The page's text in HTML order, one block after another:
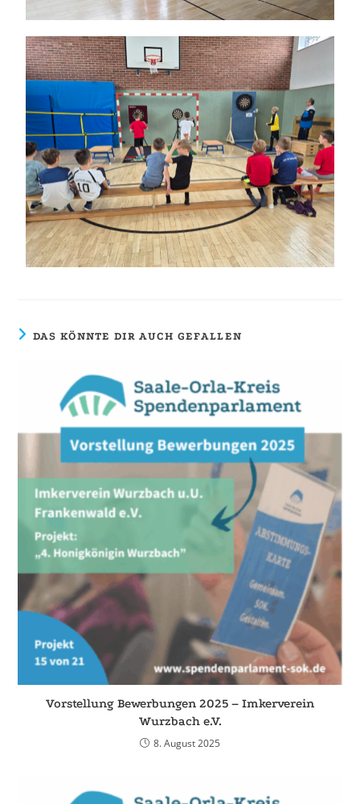
DAS KÖNNTE DIR AUCH GEFALLEN
Vorstellung Bewerbungen 2025 – Imkerverein
Wurzbach e.V.
8. August 2025